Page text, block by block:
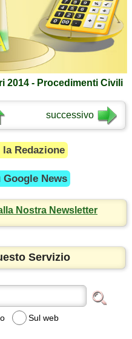
2014 - Procedimenti Civili
successivo
Redazione
Google News
Nostra Newsletter
Servizio
Sul web